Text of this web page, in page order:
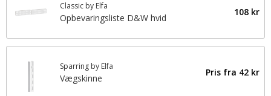
Classic by Elfa
Opbevaringsliste D&W hvid
108 kr
Sparring by Elfa
Vægskinne
Pris fra 42 kr